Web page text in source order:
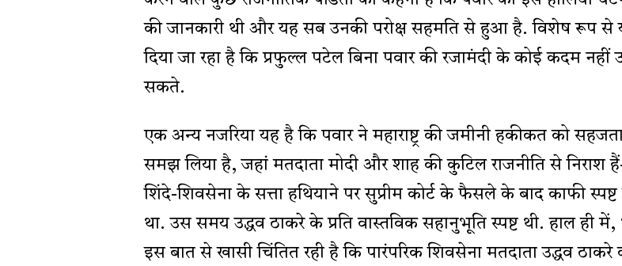
की जानकारी थी और यह सब उनकी परोक्ष सहमति से हुआ है. विशेष रूप से
दिया जा रहा है कि प्रफुल्ल पटेल बिना पवार की रजामंदी के कोई कदम नहीं
सकते.
एक अन्य नजरिया यह है कि पवार ने महाराष्ट्र की जमीनी हकीकत को
समझ लिया है, जहां मतदाता मोदी और शाह की कुटिल राजनीति से निराश
शिंदे-शिवसेना के सत्ता हथियाने पर सुप्रीम कोर्ट के फैसले के बाद काफी स्पष्ट
था. उस समय उद्धव ठाकरे के प्रति वास्तविक सहानुभूति स्पष्ट थी. हाल ही में,
इस बात से खासी चिंतित रही है कि पारंपरिक शिवसेना मतदाता उद्धव ठाकरे